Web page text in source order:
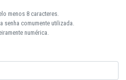
menos 8 caracteres.
senha comumente utilizada.
numérica.